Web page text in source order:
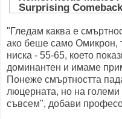
"Гледам каква е
ако беше само Омикрон,
ниска - 55-65, което
доминантен и имаме
Понеже смъртността
люцерната, но на големи
съвсем", добави